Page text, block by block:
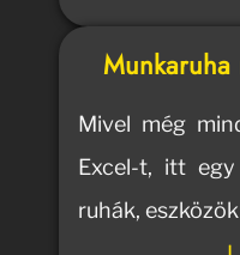
Munkaruha
Mivel még
Excel-t, itt egy
ruhák,